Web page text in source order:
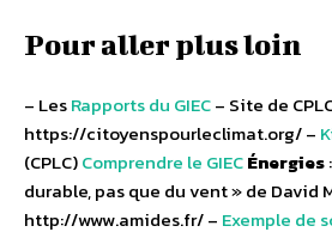
Pour aller plus loin
– LesRapports du GIEC– Site de
https://citoyenspourleclimat.org/ –
(CPLC)Comprendre le GIECÉnergies
durable, pas que du vent » de David
http://www.amides.fr/ – Exemple de